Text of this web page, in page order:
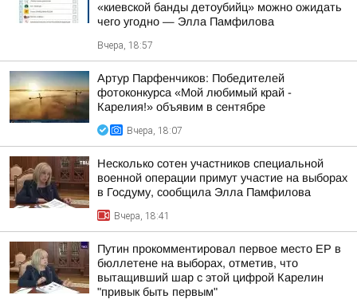
«киевской банды детоубийц» можно ожидать
чего угодно — Элла Памфилова
Вчера, 18:57
Артур Парфенчиков: Победителей
фотоконкурса «Мой любимый край -
Карелия!» объявим в сентябре
Вчера, 18:07
Несколько сотен участников специальной
военной операции примут участие на выборах
в Госдуму, сообщила Элла Памфилова
Вчера, 18:41
Путин прокомментировал первое место ЕР в
бюллетене на выборах, отметив, что
вытащивший шар с этой цифрой Карелин
"привык быть первым"